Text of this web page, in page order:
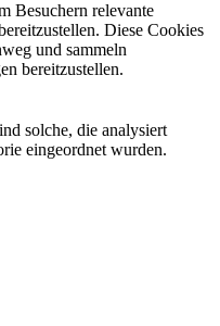
Besuchern relevante
Diese Cookies
und sammeln
bereitzustellen.
solche, die analysiert
eingeordnet wurden.